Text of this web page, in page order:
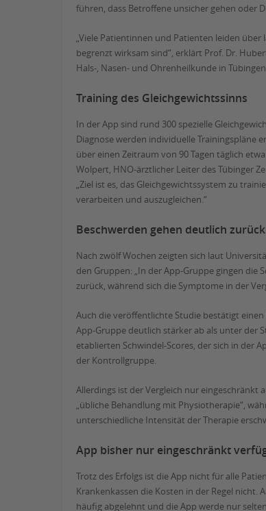
führen, dass Betroffene unsicher gehen oder
„Viele Patientinnen und Patienten leiden
begrenzt wirksam sind“, erklärt Prof. Dr.
Hals-, Nasen- und Ohrenheilkunde in
Training des Gleichgewichtssinns
In der App sind rund 300 spezielle
Diagnose werden individuelle Trainingspläne
über einen Zeitraum von 90 Tagen täglich
Wolpert, HNO-ärztlicher Leiter des Tübinger
„Ziel ist es, das Gleichgewichtssystem zu
verarbeiten und auszugleichen.“
Beschwerden gehen deutlich zurück
Nach zwölf Wochen zeigten sich laut
den Gruppen: „In der App-Gruppe gingen
zurück, während sich die Symptome in der
Auch die veröffentlichte Studie bestätigt
App-Gruppe deutlich stärker ab als unter der
etablierten Schwindel-Scores, der sich in der
der Kontrollgruppe.
Allerdings ist der Vergleich nur eingeschränkt
„übliche Behandlung mit Physiotherapie“,
unterschiedliche Intensität der Therapie
App bisher nur eingeschränkt
Trotz des Erfolgs ist die App nicht für alle
Krankenkassen die Kosten in der Regel
häufig abgelehnt und die App werde nur